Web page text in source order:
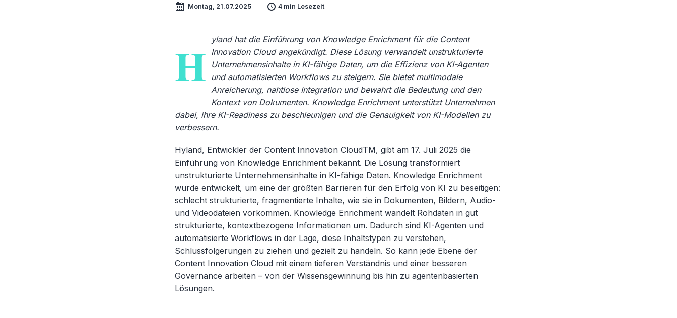
Montag, 21.07.2025 4 min Lesezeit
H
yland hat die Einführung von Knowledge Enrichment für die Content
Innovation Cloud angekündigt. Diese Lösung verwandelt unstrukturierte
Unternehmensinhalte in KI-fähige Daten, um die Effizienz von KI-Agenten
und automatisierten Workflows zu steigern. Sie bietet multimodale
Anreicherung, nahtlose Integration und bewahrt die Bedeutung und den
Kontext von Dokumenten. Knowledge Enrichment unterstützt Unternehmen
dabei, ihre KI-Readiness zu beschleunigen und die Genauigkeit von KI-Modellen zu
verbessern.
Hyland, Entwickler der Content Innovation CloudTM, gibt am 17. Juli 2025 die
Einführung von Knowledge Enrichment bekannt. Die Lösung transformiert
unstrukturierte Unternehmensinhalte in KI-fähige Daten. Knowledge Enrichment
wurde entwickelt, um eine der größten Barrieren für den Erfolg von KI zu beseitigen:
schlecht strukturierte, fragmentierte Inhalte, wie sie in Dokumenten, Bildern, Audio-
und Videodateien vorkommen. Knowledge Enrichment wandelt Rohdaten in gut
strukturierte, kontextbezogene Informationen um. Dadurch sind KI-Agenten und
automatisierte Workflows in der Lage, diese Inhaltstypen zu verstehen,
Schlussfolgerungen zu ziehen und gezielt zu handeln. So kann jede Ebene der
Content Innovation Cloud mit einem tieferen Verständnis und einer besseren
Governance arbeiten – von der Wissensgewinnung bis hin zu agentenbasierten
Lösungen.